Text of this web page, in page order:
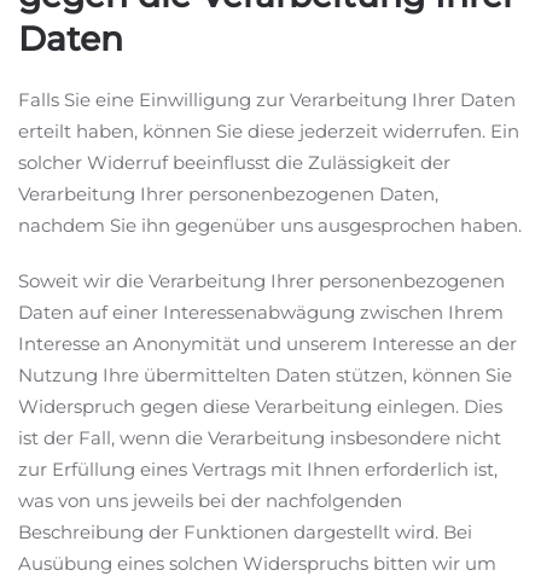
Daten
Falls Sie eine Einwilligung zur Verarbeitung Ihrer Daten
erteilt haben, können Sie diese jederzeit widerrufen. Ein
solcher Widerruf beeinflusst die Zulässigkeit der
Verarbeitung Ihrer personenbezogenen Daten,
nachdem Sie ihn gegenüber uns ausgesprochen haben.
Soweit wir die Verarbeitung Ihrer personenbezogenen
Daten auf einer Interessenabwägung zwischen Ihrem
Interesse an Anonymität und unserem Interesse an der
Nutzung Ihre übermittelten Daten stützen, können Sie
Widerspruch gegen diese Verarbeitung einlegen. Dies
ist der Fall, wenn die Verarbeitung insbesondere nicht
zur Erfüllung eines Vertrags mit Ihnen erforderlich ist,
was von uns jeweils bei der nachfolgenden
Beschreibung der Funktionen dargestellt wird. Bei
Ausübung eines solchen Widerspruchs bitten wir um